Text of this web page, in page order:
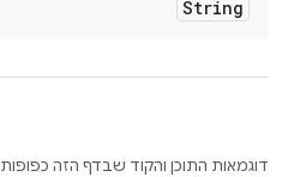
String
דוגמאות התוכן והקוד שבדף הזה